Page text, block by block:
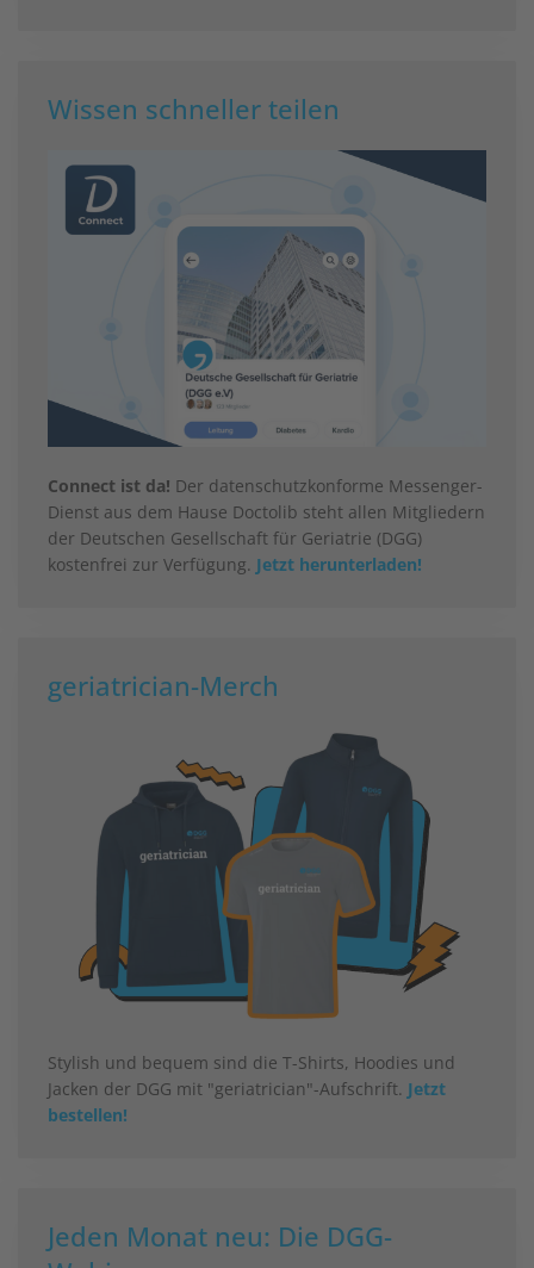
Wissen schneller teilen
Connect ist da! Der datenschutzkonforme Messenger-
Dienst aus dem Hause Doctolib steht allen Mitgliedern
der Deutschen Gesellschaft für Geriatrie (DGG)
kostenfrei zur Verfügung. Jetzt herunterladen!
geriatrician-Merch
Stylish und bequem sind die T-Shirts, Hoodies und
Jacken der DGG mit "geriatrician"-Aufschrift. Jetzt
bestellen!
Jeden Monat neu: Die DGG-